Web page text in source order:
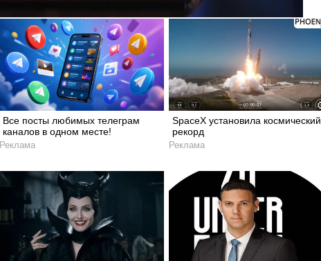
Все посты любимых телеграм
каналов в одном месте!
Реклама
SpaceX установила космический
рекорд
Реклама